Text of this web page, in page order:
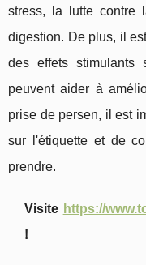
stress, la lutte contre
digestion. De plus, il
des effets stimulants
peuvent aider à
prise de persen, il est
sur l'étiquette et de
prendre.
Visite https://
!